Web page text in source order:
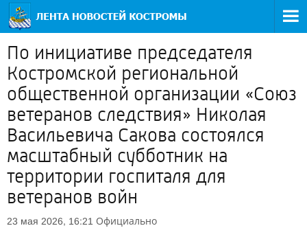
По инициативе председателя
Костромской региональной
общественной организации «Союз
ветеранов следствия» Николая
Васильевича Сакова состоялся
масштабный субботник на
территории госпиталя для
ветеранов войн
23 мая 2026, 16:21 Официально